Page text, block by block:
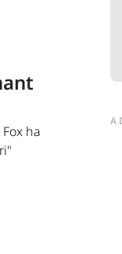
ha